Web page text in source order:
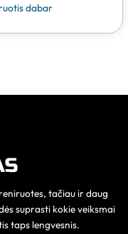
dabar
tačiau ir daug
suprasti kokie veiksmai
taps lengvesnis.